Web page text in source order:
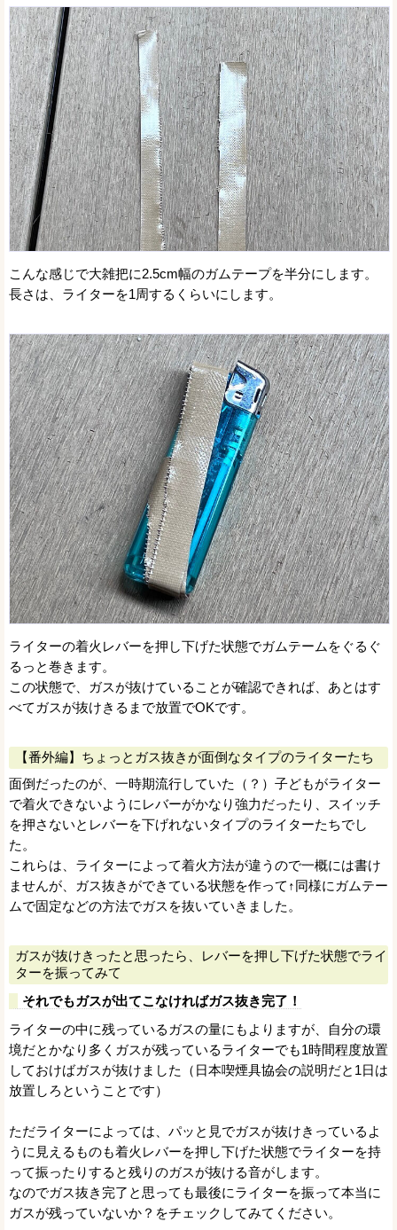
こんな感じで大雑把に2.5cm幅のガムテープを半分にします。
長さは、ライターを1周するくらいにします。
ライターの着火レバーを押し下げた状態でガムテームをぐるぐ
るっと巻きます。
この状態で、ガスが抜けていることが確認できれば、あとはす
べてガスが抜けきるまで放置でOKです。
【番外編】ちょっとガス抜きが面倒なタイプのライターたち
面倒だったのが、一時期流行していた（？）子どもがライター
で着火できないようにレバーがかなり強力だったり、スイッチ
を押さないとレバーを下げれないタイプのライターたちでし
た。
これらは、ライターによって着火方法が違うので一概には書け
ませんが、ガス抜きができている状態を作って↑同様にガムテー
ムで固定などの方法でガスを抜いていきました。
ガスが抜けきったと思ったら、レバーを押し下げた状態でライ
ターを振ってみて
それでもガスが出てこなければガス抜き完了！
ライターの中に残っているガスの量にもよりますが、自分の環
境だとかなり多くガスが残っているライターでも1時間程度放置
しておけばガスが抜けました（日本喫煙具協会の説明だと1日は
放置しろということです）
ただライターによっては、パッと見でガスが抜けきっているよ
うに見えるものも着火レバーを押し下げた状態でライターを持
って振ったりすると残りのガスが抜ける音がします。
なのでガス抜き完了と思っても最後にライターを振って本当に
ガスが残っていないか？をチェックしてみてください。